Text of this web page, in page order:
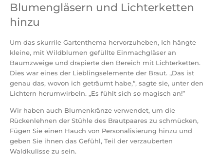
Blumengläsern und Lichterketten
hinzu
Um das skurrile Gartenthema hervorzuheben, Ich hängte
kleine, mit Wildblumen gefüllte Einmachgläser an
Baumzweige und drapierte den Bereich mit Lichterketten.
Dies war eines der Lieblingselemente der Braut. „Das ist
genau das, wovon ich geträumt habe,“, sagte sie, unter den
Lichtern herumwirbeln. „Es fühlt sich so magisch an!”
Wir haben auch Blumenkränze verwendet, um die
Rückenlehnen der Stühle des Brautpaares zu schmücken,
Fügen Sie einen Hauch von Personalisierung hinzu und
geben Sie ihnen das Gefühl, Teil der verzauberten
Waldkulisse zu sein.